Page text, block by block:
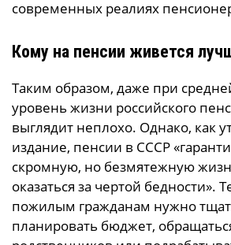
современных реалиях
Кому на пенсии живется
Таким образом, даже при
уровень жизни российского
выглядит неплохо. Однако, как
издание, пенсии в СССР
скромную, но безмятежную
оказаться за чертой бедности».
пожилым гражданам нужно
планировать бюджет,